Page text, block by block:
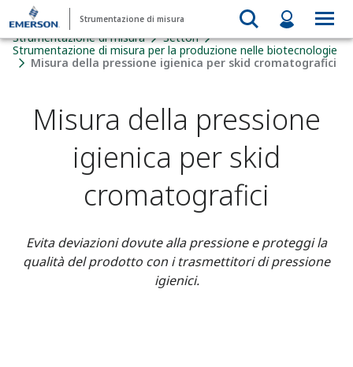
Strumentazione di misura
Strumentazione di misura
Settori
Strumentazione di misura per la produzione nelle biotecnologie
Misura della pressione igienica per skid cromatografici
Misura della pressione
igienica per skid
cromatografici
Evita deviazioni dovute alla pressione e proteggi la
qualità del prodotto con i trasmettitori di pressione
igienici.